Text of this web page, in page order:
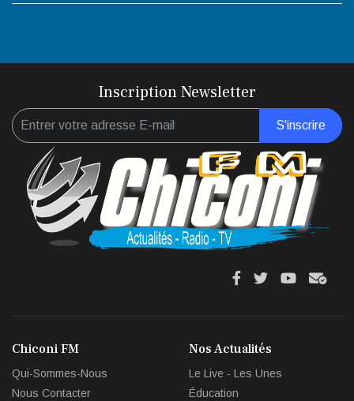
Inscription Newsletter
S'inscrire
fa
fa
fab
fas
Chiconi FM
Qui-Sommes-Nous
Nous Contacter
Nos Actualités
Le Live - Les Unes
Éducation